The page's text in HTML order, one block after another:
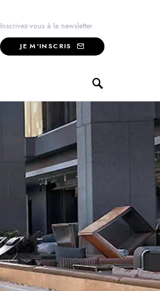
Inscrivez-vous à la newsletter
JE M'INSCRIS